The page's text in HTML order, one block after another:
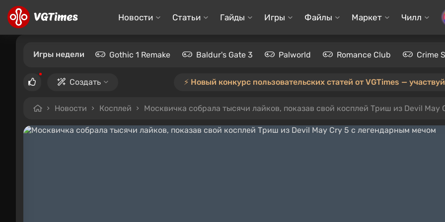
Новости Статьи Гайды Игры Файлы Маркет Чилл
Игры недели Gothic 1 Remake Baldur's Gate 3 Palworld Romance Club Crime
Создать ⚡️ Новый конкурс пользовательских статей от VGTimes —
Новости Косплей Москвичка собрала тысячи лайков, показав свой косплей Триш из Devil